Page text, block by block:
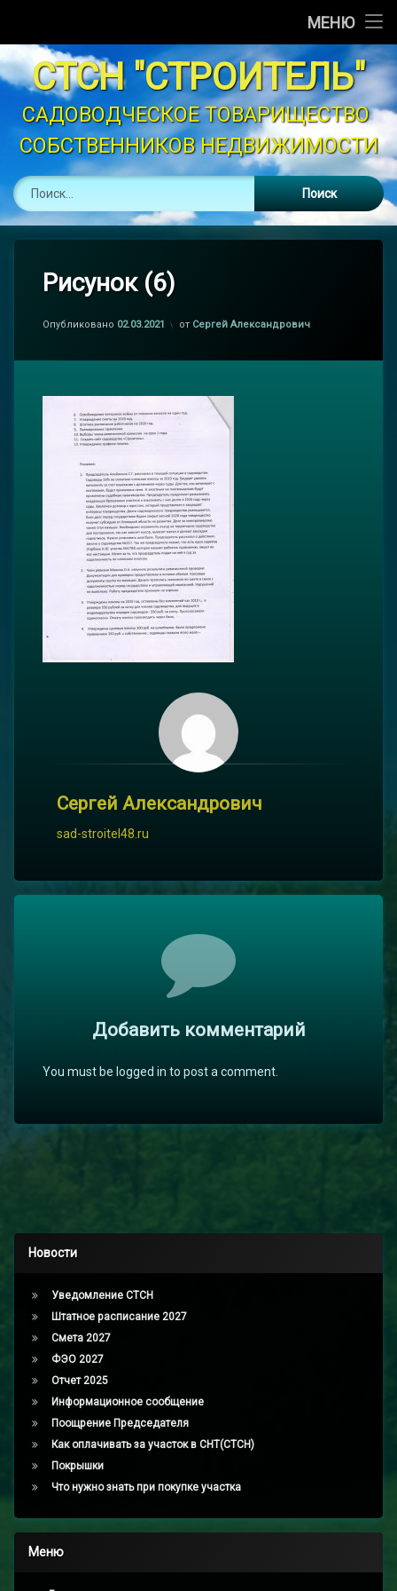
МЕНЮ
Новости
Объявления
График Полива
Устав
Законодательство
Перейти
к
содержимому
СТСН "СТРОИТЕЛЬ"
САДОВОДЧЕСКОЕ ТОВАРИЩЕСТВО
СОБСТВЕННИКОВ НЕДВИЖИМОСТИ
Рисунок (6)
Опубликовано 02.03.2021 от Сергей Александрович
Сергей Александрович
sad-stroitel48.ru
Добавить комментарий
You must be logged in to post a comment.
Новости
Уведомление СТСН
Штатное расписание 2027
Смета 2027
ФЭО 2027
Отчет 2025
Информационное сообщение
Поощрение Председателя
Как оплачивать за участок в СНТ(СТСН)
Покрышки
Что нужно знать при покупке участка
Меню